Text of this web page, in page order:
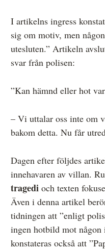
I artikelns ingress
sig om motiv, men
utesluten.” Artikeln
svar från polisen:
”Kan hämnd eller hot
– Vi uttalar oss inte om
bakom detta. Nu får
Dagen efter följdes
innehavaren av villan.
tragedi och texten
Även i denna artikel
tidningen att ”enligt
ingen hotbild mot
konstateras också att